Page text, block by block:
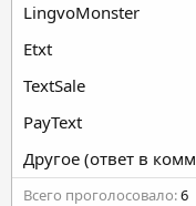
ы
LingvoMonster
Etxt
TextSale
PayText
Другое (ответ в
Всего проголосовало 6